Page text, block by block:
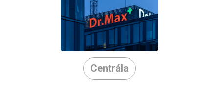
Centrála